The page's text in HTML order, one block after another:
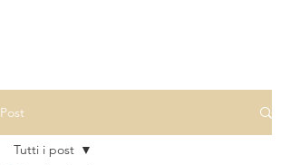
Post
Tutti i post